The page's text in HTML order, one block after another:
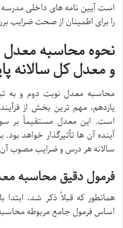
است آیین نامه های داخلی
را برای اطمینان از صحت ضرایب
نحوه محاسبه معدل
و معدل کل سالانه
محاسبه معدل نوبت دوم و به
یازدهم، مهم ترین بخش از
است. این معدل مستقیماً بر
آینده آن ها تأثیرگذار خواهد
سالانه هر درس و ضرایب مصوب
فرمول دقیق محاسبه
همانطور که قبلاً ذکر شد، ابتدا
اساس فرمول جامع مربوطه